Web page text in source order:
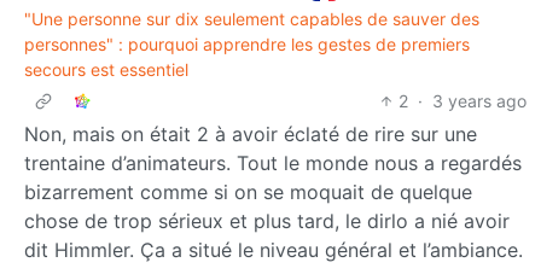
"Une personne sur dix seulement capables de sauver des
personnes" : pourquoi apprendre les gestes de premiers
secours est essentiel
2 · 3 years ago
Non, mais on était 2 à avoir éclaté de rire sur une
trentaine d’animateurs. Tout le monde nous a regardés
bizarrement comme si on se moquait de quelque
chose de trop sérieux et plus tard, le dirlo a nié avoir
dit Himmler. Ça a situé le niveau général et l’ambiance.